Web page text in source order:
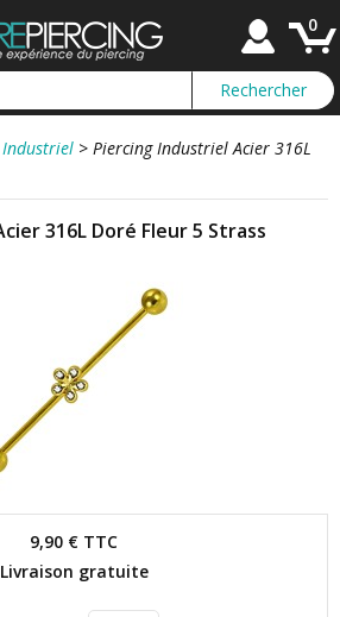
0
> Piercing Industriel Acier 316L
316L Doré Fleur 5 Strass
9,90 € TTC
Livraison gratuite